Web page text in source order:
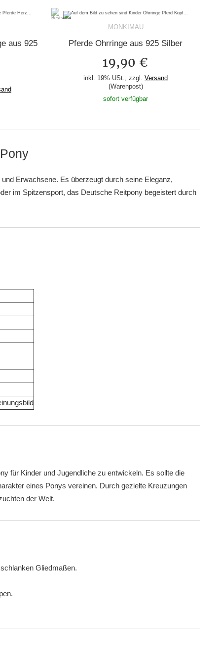
aus 925
MONKIMAU
Pferde Ohrringe aus 925 Silber
19,90 €
inkl. 19% USt., zzgl.Versand
(Warenpost)
sofort verfügbar
Erwachsene. Es überzeugt durch seine Eleganz,
im Spitzensport, das Deutsche Reitpony begeistert durch
für Kinder und Jugendliche zu entwickeln. Es sollte die
eines Ponys vereinen. Durch gezielte Kreuzungen
der Welt.
Gliedmaßen.